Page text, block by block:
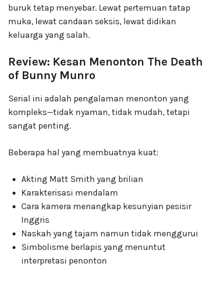
buruk tetap menyebar. Lewat pertemuan tatap
muka, lewat candaan seksis, lewat didikan
keluarga yang salah.
Review: Kesan Menonton The Death
of Bunny Munro
Serial ini adalah pengalaman menonton yang
kompleks—tidak nyaman, tidak mudah, tetapi
sangat penting.
Beberapa hal yang membuatnya kuat:
Akting Matt Smith yang brilian
Karakterisasi mendalam
Cara kamera menangkap kesunyian pesisir
Inggris
Naskah yang tajam namun tidak menggurui
Simbolisme berlapis yang menuntut
interpretasi penonton